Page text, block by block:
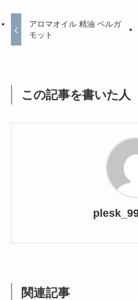
アロマオイル 精油 ベルガ
モット
この記事を書いた人
関連記事